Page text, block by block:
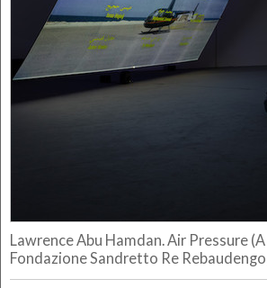
Lawrence Abu Hamdan. Air Pressure
Fondazione Sandretto Re